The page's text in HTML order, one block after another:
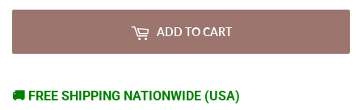
ADD TO CART
🚚 FREE SHIPPING NATIONWIDE (USA)